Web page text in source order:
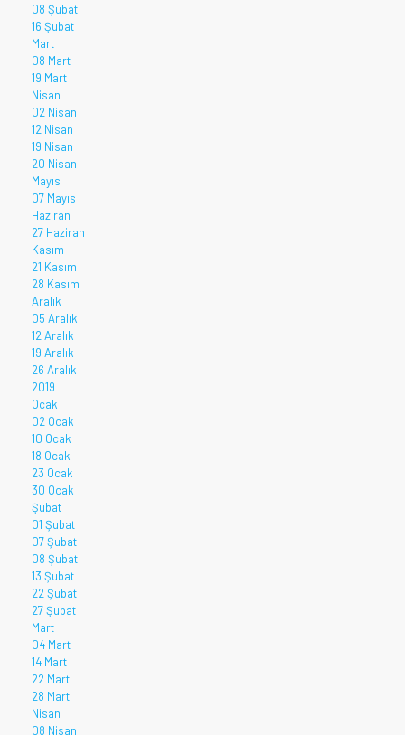
08 Şubat
16 Şubat
Mart
08 Mart
19 Mart
Nisan
02 Nisan
12 Nisan
19 Nisan
20 Nisan
Mayıs
07 Mayıs
Haziran
27 Haziran
Kasım
21 Kasım
28 Kasım
Aralık
05 Aralık
12 Aralık
19 Aralık
26 Aralık
2019
Ocak
02 Ocak
10 Ocak
18 Ocak
23 Ocak
30 Ocak
Şubat
01 Şubat
07 Şubat
08 Şubat
13 Şubat
22 Şubat
27 Şubat
Mart
04 Mart
14 Mart
22 Mart
28 Mart
Nisan
08 Nisan